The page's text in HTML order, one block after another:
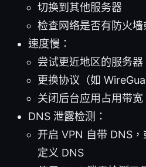
切换到其他服务器
检查网络是否有防火墙
速度慢：
尝试更近地区的服务器
更换协议（如
关闭后台应用占用带宽
DNS 泄露检测：
开启 VPN 自带 DNS
定义 DNS